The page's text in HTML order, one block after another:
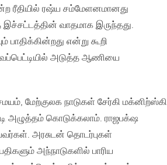
ரீதியில் ரஷ்ய சம்மேளனமானது
வாதமாக இருந்தது.
பாதிக்கின்றது என்று கூறி
அடுத்த ஆணியை
மேற்குலக நாடுகள் சேர்கி மக்னிற்ஸ்கி
அழுத்தம் கொடுக்கலாம். ராஜபக்‌ஷ
அரசுடன் தொடர்புகள்
அந்நாடுகளில் பாரிய